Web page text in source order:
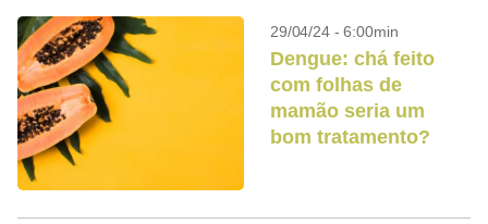
29/04/24 - 6:00min
Dengue: chá feito
com folhas de
mamão seria um
bom tratamento?